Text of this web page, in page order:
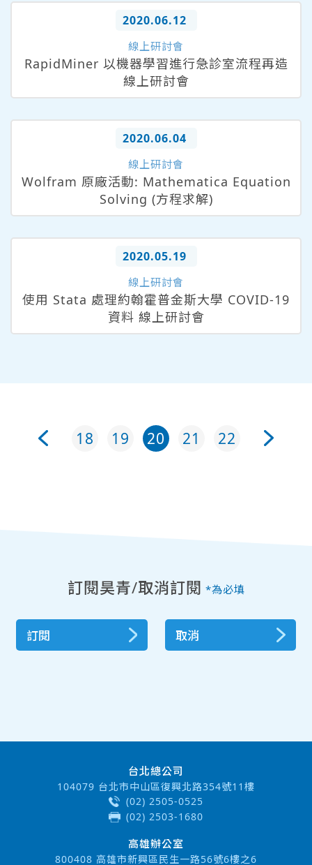
2020.06.12
線上研討會
RapidMiner 以機器學習進行急診室流程再造
線上研討會
2020.06.04
線上研討會
Wolfram 原廠活動: Mathematica Equation
Solving (方程求解)
2020.05.19
線上研討會
使用 Stata 處理約翰霍普金斯大學 COVID-19
資料 線上研討會
18 19 20 21 22
訂閱昊青/取消訂閱 *為必填
訂閱 取消
台北總公司
104079 台北市中山區復興北路354號11樓
(02) 2505-0525
(02) 2503-1680
高雄辦公室
800408 高雄市新興區民生一路56號6樓之6